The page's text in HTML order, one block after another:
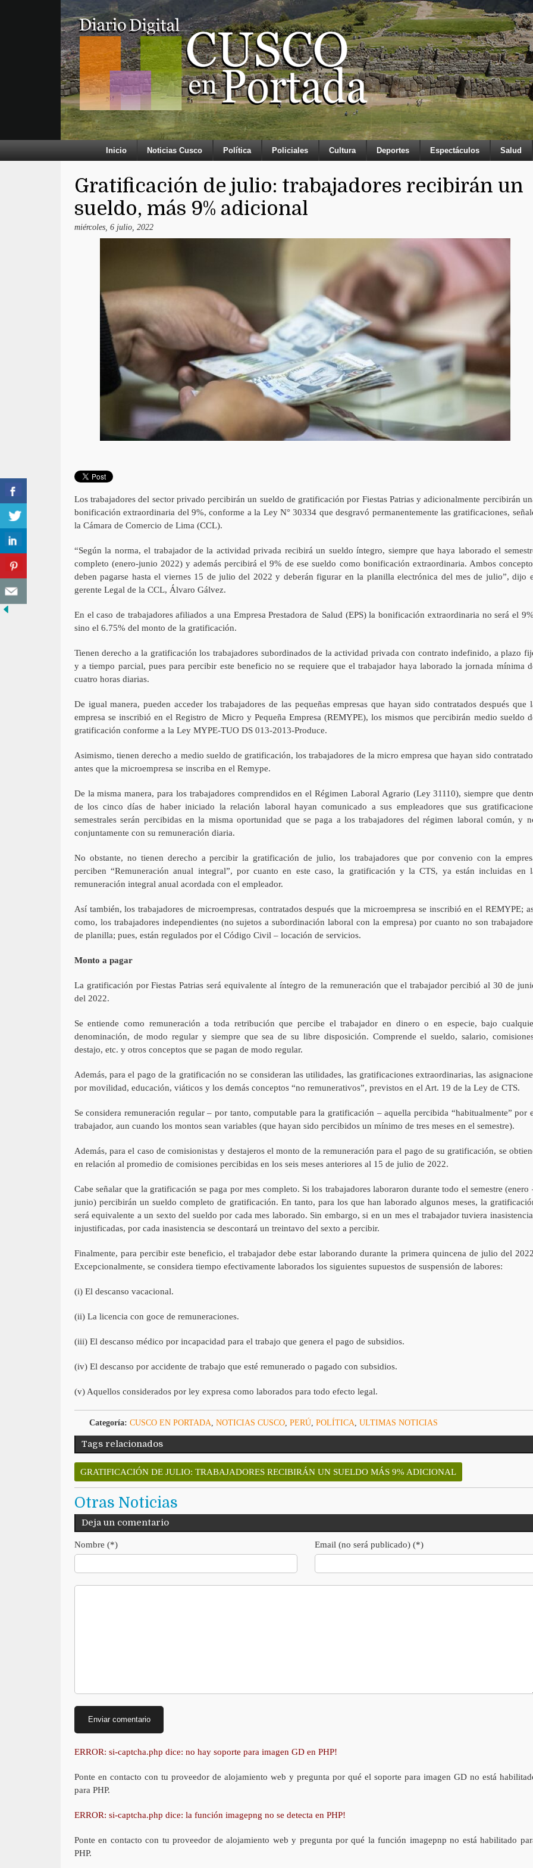
Inicio Noticias Cusco Política Policiales Cultura Deportes Espectáculos Salud
Gratificación de julio: trabajadores recibirán un
sueldo, más 9% adicional
miércoles, 6 julio, 2022
Los trabajadores del sector privado percibirán un sueldo de gratificación por Fiestas Patrias y adicionalmente percibirán
bonificación extraordinaria del 9%, conforme a la Ley N° 30334 que desgravó permanentemente las gratificaciones,
la Cámara de Comercio de Lima (CCL).
“Según la norma, el trabajador de la actividad privada recibirá un sueldo íntegro, siempre que haya laborado el
completo (enero-junio 2022) y además percibirá el 9% de ese sueldo como bonificación extraordinaria. Ambos
deben pagarse hasta el viernes 15 de julio del 2022 y deberán figurar en la planilla electrónica del mes de julio”, dijo
gerente Legal de la CCL, Álvaro Gálvez.
En el caso de trabajadores afiliados a una Empresa Prestadora de Salud (EPS) la bonificación extraordinaria no será el
sino el 6.75% del monto de la gratificación.
Tienen derecho a la gratificación los trabajadores subordinados de la actividad privada con contrato indefinido, a plazo
y a tiempo parcial, pues para percibir este beneficio no se requiere que el trabajador haya laborado la jornada mínima
cuatro horas diarias.
De igual manera, pueden acceder los trabajadores de las pequeñas empresas que hayan sido contratados después que
empresa se inscribió en el Registro de Micro y Pequeña Empresa (REMYPE), los mismos que percibirán medio sueldo
gratificación conforme a la Ley MYPE-TUO DS 013-2013-Produce.
Asimismo, tienen derecho a medio sueldo de gratificación, los trabajadores de la micro empresa que hayan sido
antes que la microempresa se inscriba en el Remype.
De la misma manera, para los trabajadores comprendidos en el Régimen Laboral Agrario (Ley 31110), siempre que
de los cinco días de haber iniciado la relación laboral hayan comunicado a sus empleadores que sus
semestrales serán percibidas en la misma oportunidad que se paga a los trabajadores del régimen laboral común, y
conjuntamente con su remuneración diaria.
No obstante, no tienen derecho a percibir la gratificación de julio, los trabajadores que por convenio con la
perciben “Remuneración anual integral”, por cuanto en este caso, la gratificación y la CTS, ya están incluidas en
remuneración integral anual acordada con el empleador.
Así también, los trabajadores de microempresas, contratados después que la microempresa se inscribió en el REMYPE;
como, los trabajadores independientes (no sujetos a subordinación laboral con la empresa) por cuanto no son
de planilla; pues, están regulados por el Código Civil – locación de servicios.
Monto a pagar
La gratificación por Fiestas Patrias será equivalente al íntegro de la remuneración que el trabajador percibió al 30 de
del 2022.
Se entiende como remuneración a toda retribución que percibe el trabajador en dinero o en especie, bajo
denominación, de modo regular y siempre que sea de su libre disposición. Comprende el sueldo, salario,
destajo, etc. y otros conceptos que se pagan de modo regular.
Además, para el pago de la gratificación no se consideran las utilidades, las gratificaciones extraordinarias, las
por movilidad, educación, viáticos y los demás conceptos “no remunerativos”, previstos en el Art. 19 de la Ley de CTS.
Se considera remuneración regular – por tanto, computable para la gratificación – aquella percibida “habitualmente” por
trabajador, aun cuando los montos sean variables (que hayan sido percibidos un mínimo de tres meses en el semestre).
Además, para el caso de comisionistas y destajeros el monto de la remuneración para el pago de su gratificación, se
en relación al promedio de comisiones percibidas en los seis meses anteriores al 15 de julio de 2022.
Cabe señalar que la gratificación se paga por mes completo. Si los trabajadores laboraron durante todo el semestre (enero
junio) percibirán un sueldo completo de gratificación. En tanto, para los que han laborado algunos meses, la
será equivalente a un sexto del sueldo por cada mes laborado. Sin embargo, si en un mes el trabajador tuviera
injustificadas, por cada inasistencia se descontará un treintavo del sexto a percibir.
Finalmente, para percibir este beneficio, el trabajador debe estar laborando durante la primera quincena de julio del
Excepcionalmente, se considera tiempo efectivamente laborados los siguientes supuestos de suspensión de labores:
(i) El descanso vacacional.
(ii) La licencia con goce de remuneraciones.
(iii) El descanso médico por incapacidad para el trabajo que genera el pago de subsidios.
(iv) El descanso por accidente de trabajo que esté remunerado o pagado con subsidios.
(v) Aquellos considerados por ley expresa como laborados para todo efecto legal.
Categoría: CUSCO EN PORTADA NOTICIAS CUSCO, PERÚ, POLÍTICA ULTIMAS NOTICIAS
Tags relacionados
GRATIFICACIÓN DE JULIO: TRABAJADORES RECIBIRÁN UN SUELDO MÁS 9% ADICIONAL
Otras Noticias
Deja un comentario
Nombre (*) Email (no será publicado) (*)
ERROR: si-captcha.php dice: no hay soporte para imagen GD en PHP!
Ponte en contacto con tu proveedor de alojamiento web y pregunta por qué el soporte para imagen GD no está
para PHP.
ERROR: si-captcha.php dice: la función imagepng no se detecta en PHP!
Ponte en contacto con tu proveedor de alojamiento web y pregunta por qué la función imagepnp no está habilitado
PHP.